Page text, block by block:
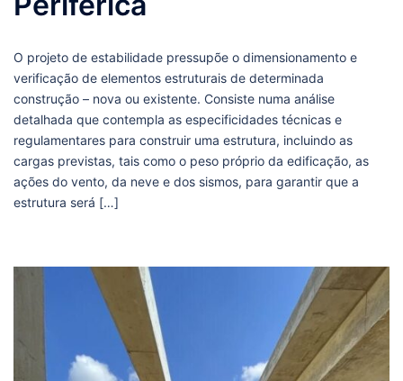
O projeto de estabilidade pressupõe o dimensionamento e
verificação de elementos estruturais de determinada
construção – nova ou existente. Consiste numa análise
detalhada que contempla as especificidades técnicas e
regulamentares para construir uma estrutura, incluindo as
cargas previstas, tais como o peso próprio da edificação, as
ações do vento, da neve e dos sismos, para garantir que a
estrutura será […]